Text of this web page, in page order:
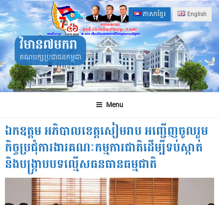
Skip
to
content
ភាសាខ្មែរ English
វិមាន៧មករា
គណបក្សប្រជាជនកម្ពុជា
Menu
ឯកឧត្តម អភិបាលខេត្តសៀមរាប អញ្ជើញចូលរួម
កិច្ចប្រជុំការងារគណៈកម្មការជាតិដើម្បីទប់ស្កាត់
និងបង្រ្កាបបទល្មើសធនធានធម្មជាតិ